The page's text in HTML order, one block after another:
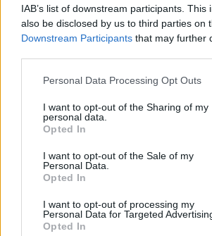
IAB’s list of downstream participants. This
also be disclosed by us to third parties on
Downstream Participants that may further
Personal Data Processing Opt Outs
I want to opt-out of the Sharing of my
personal data.
Opted In
I want to opt-out of the Sale of my
Personal Data.
Opted In
I want to opt-out of processing my
Personal Data for Targeted
Opted In
Il Ghilarza a caccia del
Faremo un campionato
storia del nostro club»
22 Giu 2026
Il Pirri si riaffida alle mani
rimasta solo in pausa»
2 Giu 2026
Finale playoff:
nel finale, Madeddu e
Primu Categoria: is de su